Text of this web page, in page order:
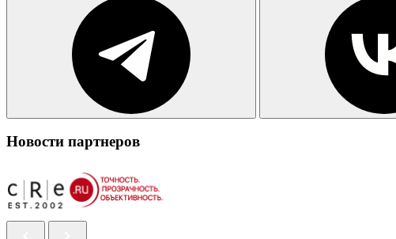
Новости партнеров